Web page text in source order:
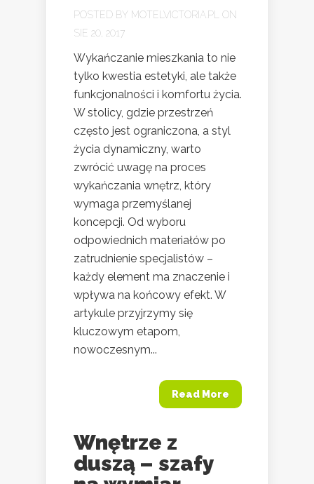
POSTED BY MOTELVICTORIA.PL ON
SIE 20, 2017
Wykańczanie mieszkania to nie
tylko kwestia estetyki, ale także
funkcjonalności i komfortu życia.
W stolicy, gdzie przestrzeń
często jest ograniczona, a styl
życia dynamiczny, warto
zwrócić uwagę na proces
wykańczania wnętrz, który
wymaga przemyślanej
koncepcji. Od wyboru
odpowiednich materiałów po
zatrudnienie specjalistów –
każdy element ma znaczenie i
wpływa na końcowy efekt. W
artykule przyjrzymy się
kluczowym etapom,
nowoczesnym...
Read More
Wnętrze z
duszą – szafy